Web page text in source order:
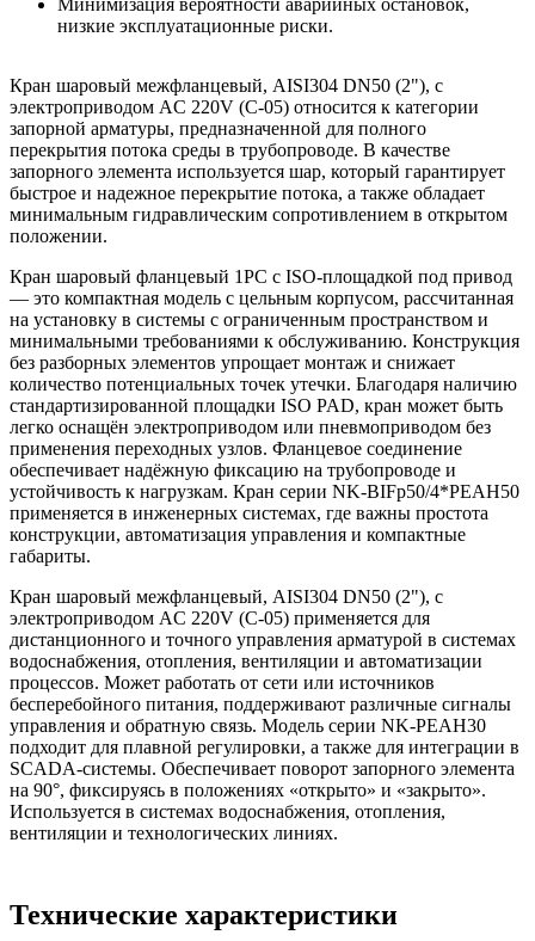
Кран шаровый межфланцевый, AISI304 DN50 (2"), с
электроприводом AC 220V (С-05) относится к категории
запорной арматуры, предназначенной для полного
перекрытия потока среды в трубопроводе. В качестве
запорного элемента используется шар, который гарантирует
быстрое и надежное перекрытие потока, а также обладает
минимальным гидравлическим сопротивлением в открытом
положении.
Кран шаровый фланцевый 1PC с ISO-площадкой под привод
— это компактная модель с цельным корпусом, рассчитанная
на установку в системы с ограниченным пространством и
минимальными требованиями к обслуживанию. Конструкция
без разборных элементов упрощает монтаж и снижает
количество потенциальных точек утечки. Благодаря наличию
стандартизированной площадки ISO PAD, кран может быть
легко оснащён электроприводом или пневмоприводом без
применения переходных узлов. Фланцевое соединение
обеспечивает надёжную фиксацию на трубопроводе и
устойчивость к нагрузкам. Кран серии NK-BIFp50/4*PEAH50
применяется в инженерных системах, где важны простота
конструкции, автоматизация управления и компактные
габариты.
Кран шаровый межфланцевый, AISI304 DN50 (2"), с
электроприводом AC 220V (С-05) применяется для
дистанционного и точного управления арматурой в системах
водоснабжения, отопления, вентиляции и автоматизации
процессов. Может работать от сети или источников
бесперебойного питания, поддерживают различные сигналы
управления и обратную связь. Модель серии NK-PEAH30
подходит для плавной регулировки, а также для интеграции в
SCADA-системы. Обеспечивает поворот запорного элемента
на 90°, фиксируясь в положениях «открыто» и «закрыто».
Используется в системах водоснабжения, отопления,
вентиляции и технологических линиях.
низкие эксплуатационные риски.
Технические характеристики